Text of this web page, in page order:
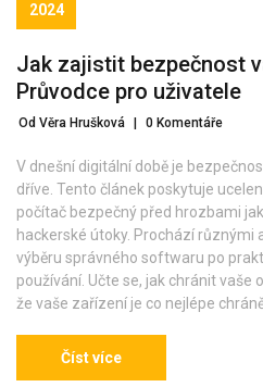
2024
Jak zajistit bezpečnost
Průvodce pro uživatele
Od Věra Hrušková | 0 Komentáře
V dnešní digitální době je
dříve. Tento článek poskytuje
počítač bezpečný před hrozbami
hackerské útoky. Prochází různými
výběru správného softwaru po
používání. Učte se, jak chránit vaše
že vaše zařízení je co nejlépe
Číst více